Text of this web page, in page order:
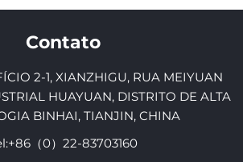
Contato
2-1, XIANZHIGU, RUA MEIYUAN
HUAYUAN, DISTRITO DE ALTA
BINHAI, TIANJIN, CHINA
+86（0）22-83703160